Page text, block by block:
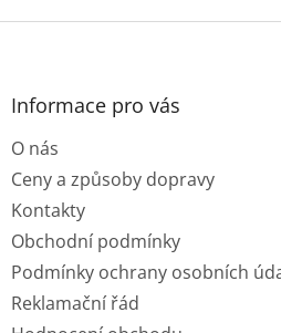
Z
Informace pro vás
O nás
Ceny a způsoby dopravy
Kontakty
Obchodní podmínky
Podmínky ochrany osobních
Reklamační řád